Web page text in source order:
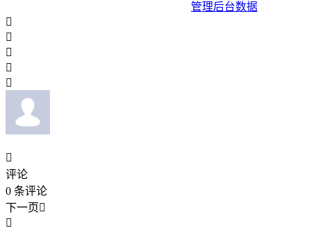
管理后台数据






评论
0 条评论
下一页
